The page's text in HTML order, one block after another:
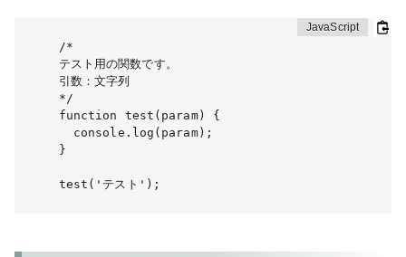
/*
テスト用の関数です。
引数：文字列
*/
function test(param) {
  console.log(param);
}
test('テスト');